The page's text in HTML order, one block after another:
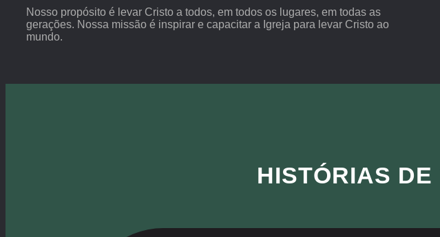
Nosso propósito é levar Cristo a todos, em todos os lugares, em todas as
gerações. Nossa missão é inspirar e capacitar a Igreja para levar Cristo ao
mundo.
HISTÓRIAS DE